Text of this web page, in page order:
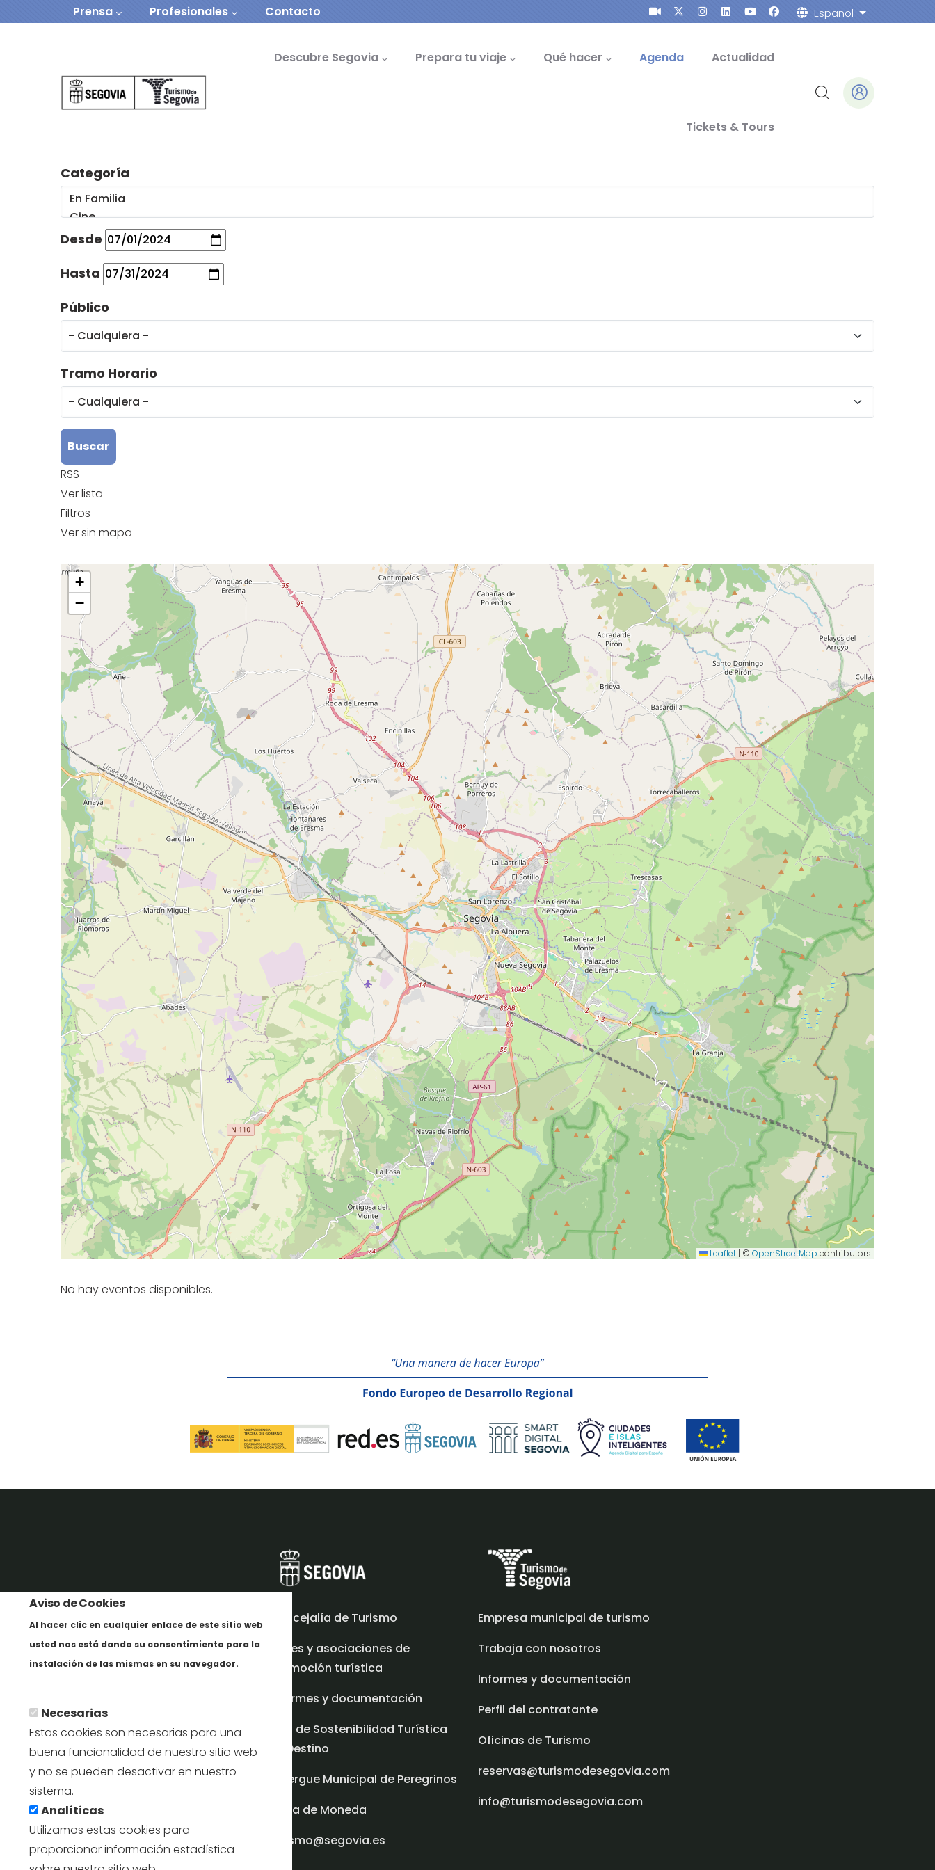
Aviso de Cookies
Al hacer clic en cualquier enlace de este sitio web
usted nos está dando su consentimiento para la
instalación de las mismas en su navegador.
Necesarias
Estas cookies son necesarias para una
buena funcionalidad de nuestro sitio web
y no se pueden desactivar en nuestro
sistema.
Analíticas
Utilizamos estas cookies para
proporcionar información estadística
Pasar al contenido principal
Navegación secundaria
Prensa Profesionales Contacto Español Lista
Descubre Segovia Prepara tu viaje Qué hacer Agenda Actualidad
Tickets & Tours
Categoría
Desde
Hasta
Público
Tramo Horario
RSS
Ver lista
Filtros
Ver sin mapa
+
−
Leaflet | © OpenStreetMap contributors
No hay eventos disponibles.
Concejalía de Turismo
Redes y asociaciones de
promoción turística
Informes y documentación
Plan de Sostenibilidad Turística
en Destino
Albergue Municipal de Peregrinos
Casa de Moneda
turismo@segovia.es
Empresa municipal de turismo
Trabaja con nosotros
Informes y documentación
Perfil del contratante
Oficinas de Turismo
reservas@turismodesegovia.com
info@turismodesegovia.com